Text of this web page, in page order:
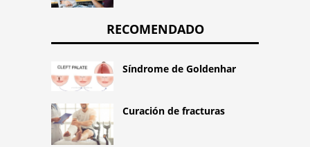
RECOMENDADO
Síndrome de Goldenhar
Curación de fracturas